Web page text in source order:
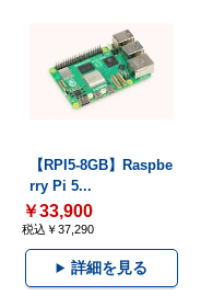
【RPI5-8GB】Raspbe
rry Pi 5...
￥33,900
税込￥37,290
詳細を見る